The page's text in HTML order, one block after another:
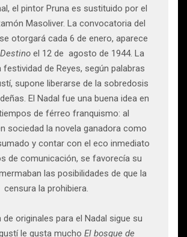
el pintor Pruna es sustituido por el
Masoliver. La convocatoria del
otorgará cada 6 de enero, aparece
Destinoel 12 de agosto de 1944. La
festividad de Reyes, según palabras
supone liberarse de la sobredosis
El Nadal fue una buena idea en
de férreo franquismo: al
sociedad la novela ganadora como
y contar con el eco inmediato
de comunicación, se favorecía su
las posibilidades de que la
censura la prohibiera.
originales para el Nadal sigue su
le gusta mucho El bosque de